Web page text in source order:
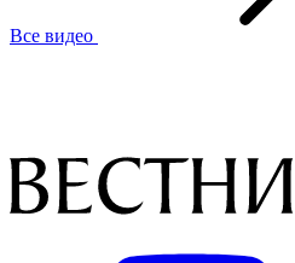
Все видео